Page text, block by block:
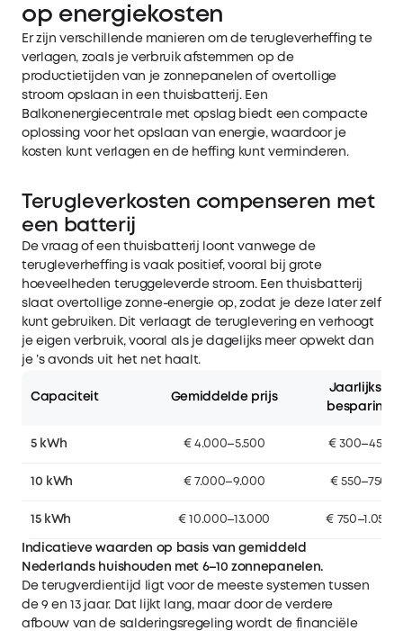
op energiekosten
Er zijn verschillende manieren om de terugleverheffing te
verlagen, zoals je verbruik afstemmen op de
productietijden van je zonnepanelen of overtollige
stroom opslaan in een thuisbatterij. Een
Balkonenergiecentrale met opslagbiedt een compacte
oplossing voor het opslaan van energie, waardoor je
kosten kunt verlagen en de heffing kunt verminderen.
Terugleverkosten compenseren met
een batterij
De vraag of een thuisbatterij loont vanwege de
terugleverheffing is vaak positief, vooral bij grote
hoeveelheden teruggeleverde stroom. Een thuisbatterij
slaat overtollige zonne-energie op, zodat je deze later zelf
kunt gebruiken. Dit verlaagt de teruglevering en verhoogt
je eigen verbruik, vooral als je dagelijks meer opwekt dan
je ’s avonds uit het net haalt.
Capaciteit Gemiddelde prijs
Jaarlijkse
besparing
5 kWh € 4.000–5.500 € 300–450
10 kWh € 7.000–9.000 € 550–750
15 kWh € 10.000–13.000 € 750–1.050
Indicatieve waarden op basis van gemiddeld
Nederlands huishouden met 6–10 zonnepanelen.
De terugverdientijd ligt voor de meeste systemen tussen
de 9 en 13 jaar. Dat lijkt lang, maar door de verdere
afbouw van de salderingsregeling wordt de financiële